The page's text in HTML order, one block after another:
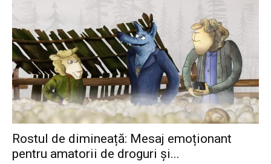
Rostul de dimineață: Mesaj emoționant
pentru amatorii de droguri și...